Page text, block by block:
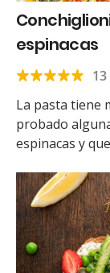
espinacas
La pasta tiene
probado
espinacas y